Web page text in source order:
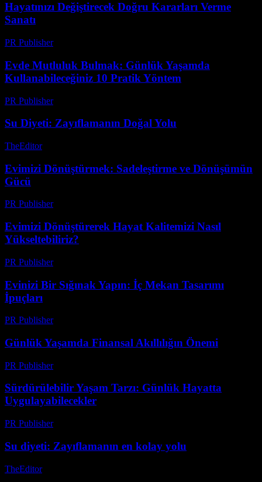
Hayatınızı Değiştirecek Doğru Kararları Verme
Sanatı
PR Publisher-
Evde Mutluluk Bulmak: Günlük Yaşamda
Kullanabileceğiniz 10 Pratik Yöntem
PR Publisher-
Su Diyeti: Zayıflamanın Doğal Yolu
TheEditor-
Evimizi Dönüştürmek: Sadeleştirme ve Dönüşümün
Gücü
PR Publisher-
Evimizi Dönüştürerek Hayat Kalitemizi Nasıl
Yükseltebiliriz?
PR Publisher-
Evinizi Bir Sığınak Yapın: İç Mekan Tasarımı
İpuçları
PR Publisher-
Günlük Yaşamda Finansal Akıllılığın Önemi
PR Publisher-
Sürdürülebilir Yaşam Tarzı: Günlük Hayatta
Uygulayabilecekler
PR Publisher-
Su diyeti: Zayıflamanın en kolay yolu
TheEditor-